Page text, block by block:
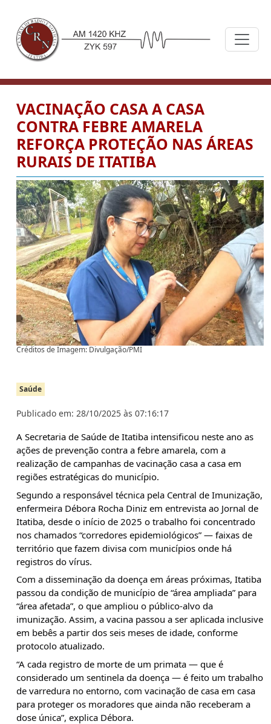
VACINAÇÃO CASA A CASA
CONTRA FEBRE AMARELA
REFORÇA PROTEÇÃO NAS ÁREAS
RURAIS DE ITATIBA
Créditos de Imagem: Divulgação/PMI
Saúde
Publicado em: 28/10/2025 às 07:16:17
A Secretaria de Saúde de Itatiba intensificou neste ano as
ações de prevenção contra a febre amarela, com a
realização de campanhas de vacinação casa a casa em
regiões estratégicas do município.
Segundo a responsável técnica pela Central de Imunização,
enfermeira Débora Rocha Diniz em entrevista ao Jornal de
Itatiba, desde o início de 2025 o trabalho foi concentrado
nos chamados “corredores epidemiológicos” — faixas de
território que fazem divisa com municípios onde há
registros do vírus.
Com a disseminação da doença em áreas próximas, Itatiba
passou da condição de município de “área ampliada” para
“área afetada”, o que ampliou o público-alvo da
imunização. Assim, a vacina passou a ser aplicada inclusive
em bebês a partir dos seis meses de idade, conforme
protocolo atualizado.
“A cada registro de morte de um primata — que é
considerado um sentinela da doença — é feito um trabalho
de varredura no entorno, com vacinação de casa em casa
para proteger os moradores que ainda não receberam a
dose única”, explica Débora.